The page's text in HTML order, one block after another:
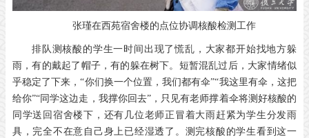
张瑾在西苑宿舍楼的点位协调核酸检测工作
排队测核酸的学生一时间出现了慌乱，大家都开始找地方躲
雨，有的戴起了帽子，有的躲在树下。短暂混乱过后，大家情绪似
乎稳定了下来，“你们换一个位置，我们都有伞”“我这里有伞，这把
给你”“同学这边走，我撑你回去”，只见有老师撑着伞将测好核酸的
同学送回宿舍楼下，还有几位老师正冒着大雨赶紧为学生分发雨
具，完全不在意自己身上已经湿透了。测完核酸的学生看到这一